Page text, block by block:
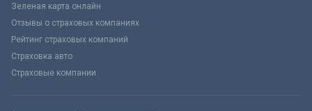
Зеленая карта онлайн
Отзывы о страховых компаниях
Рейтинг страховых компаний
Страховка авто
Страховые компании